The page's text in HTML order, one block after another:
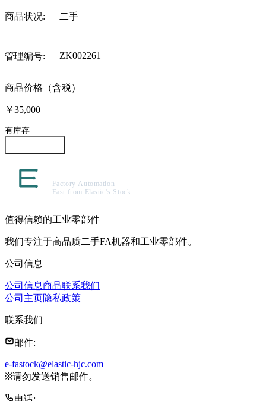
商品状况: 二手
管理编号: ZK002261
商品价格（含税）
￥35,000
有库存
值得信赖的工业零部件
我们专注于高品质二手FA机器和工业零部件。
公司信息
公司信息商品联系我们
公司主页隐私政策
联系我们
邮件:
e-fastock@elastic-hjc.com
※请勿发送销售邮件。
电话: